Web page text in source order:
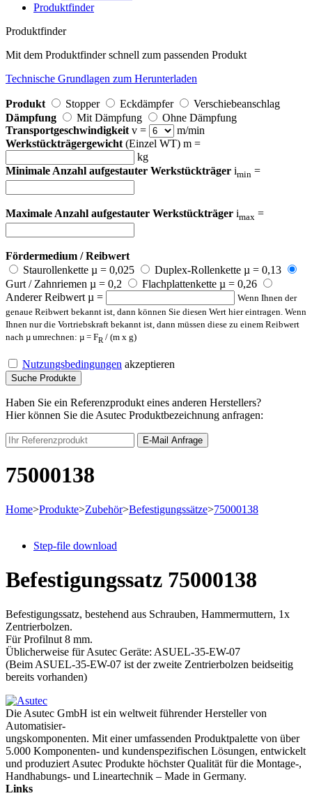
Produktfinder
Produktfinder
Mit dem Produktfinder schnell zum passenden Produkt
Technische Grundlagen zum Herunterladen
Produkt Stopper Eckdämpfer
Verschiebeanschlag
Dämpfung
Mit Dämpfung
Ohne Dämpfung
Transportgeschwindigkeit v =
m/min
Werkstückträgergewicht (Einzel WT) m =
kg
Minimale Anzahl aufgestauter Werkstückträger imin =
Maximale Anzahl aufgestauter Werkstückträger imax =
Fördermedium / Reibwert
Staurollenkette µ = 0,025
Duplex-Rollenkette µ = 0,13
Gurt / Zahnriemen µ = 0,2
Flachplattenkette µ = 0,26
Anderer Reibwert µ =
Wenn Ihnen der
genaue Reibwert bekannt ist, dann können Sie diesen Wert hier eintragen. Wenn
Ihnen nur die Vortriebskraft bekannt ist, dann müssen diese zu einem Reibwert
nach µ umrechnen: µ = FR / (m x g)
Nutzungsbedingungen akzeptieren
Suche Produkte
Haben Sie ein Referenzprodukt eines anderen Herstellers?
Hier können Sie die Asutec Produktbezeichnung anfragen:
E-Mail Anfrage
75000138
Home>Produkte>Zubehör>Befestigungssätze>75000138
Step-file download
Befestigungssatz 75000138
Befestigungssatz, bestehend aus Schrauben, Hammermuttern, 1x
Zentrierbolzen.
Für Profilnut 8 mm.
Üblicherweise für Asutec Geräte: ASUEL-35-EW-07
(Beim ASUEL-35-EW-07 ist der zweite Zentrierbolzen beidseitig
bereits vorhanden)
Die Asutec GmbH ist ein weltweit führender Hersteller von
Automatisier-
ungskomponenten. Mit einer umfassenden Produktpalette von über
5.000 Komponenten- und kundenspezifischen Lösungen, entwickelt
und produziert Asutec Produkte höchster Qualität für die Montage-,
Handhabungs- und Lineartechnik – Made in Germany.
Links